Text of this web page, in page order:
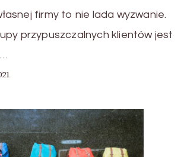
firmy to nie lada wyzwanie.
przypuszczalnych klientów jest